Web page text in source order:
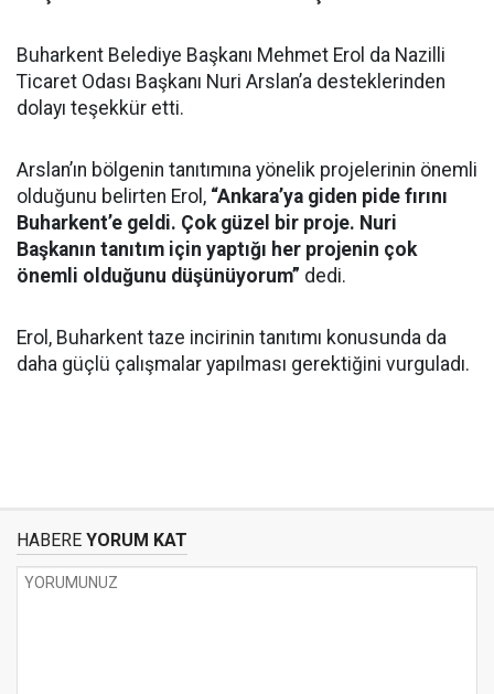
Buharkent Belediye Başkanı Mehmet Erol da Nazilli
Ticaret Odası Başkanı Nuri Arslan’a desteklerinden
dolayı teşekkür etti.
Arslan’ın bölgenin tanıtımına yönelik projelerinin önemli
olduğunu belirten Erol, “Ankara’ya giden pide fırını
Buharkent’e geldi. Çok güzel bir proje. Nuri
Başkanın tanıtım için yaptığı her projenin çok
önemli olduğunu düşünüyorum” dedi.
Erol, Buharkent taze incirinin tanıtımı konusunda da
daha güçlü çalışmalar yapılması gerektiğini vurguladı.
HABERE YORUM KAT